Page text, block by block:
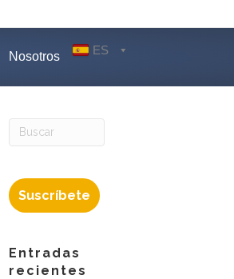
Nosotros ES
Suscríbete
Entradas
recientes